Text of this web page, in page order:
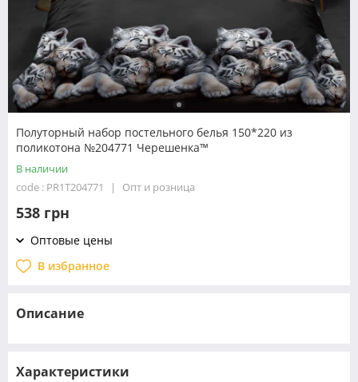
Полуторный набор постельного белья 150*220 из
поликотона №204771 Черешенка™
В наличии
code : PR1T204771
Опт и розница
538 грн
Оптовые цены
В избранное
Описание
Характеристики